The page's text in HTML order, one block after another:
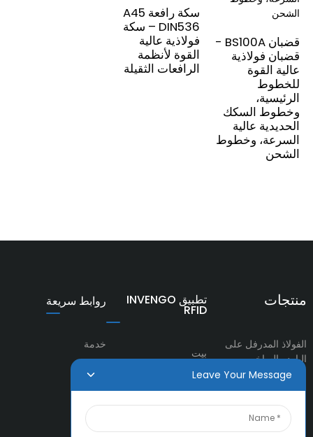
قضبان BS100A -
قضبان فولاذية
عالية القوة
للخطوط
الرئيسية،
وخطوط السكك
الحديدية عالية
السرعة، وخطوط
الشحن
سكة رافعة A45
DIN536 – سكة
فولاذية عالية
القوة لأنظمة
الرافعات الثقيلة
منتجات
الفولاذ المدرفل على
البارد والساخن
الفولاذ المطلي
خطوط السكك الحديدية
فولاذ مقطعي
تطبيق INVENGO
RFID
بيت
معلومات عنا
روابط سريعة
خدمة
ثقافة
Leave Your Message